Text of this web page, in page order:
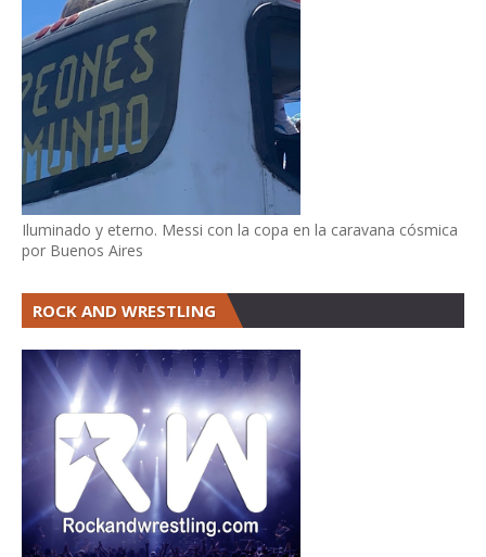
Iluminado y eterno. Messi con la copa en la caravana cósmica
por Buenos Aires
ROCK AND WRESTLING